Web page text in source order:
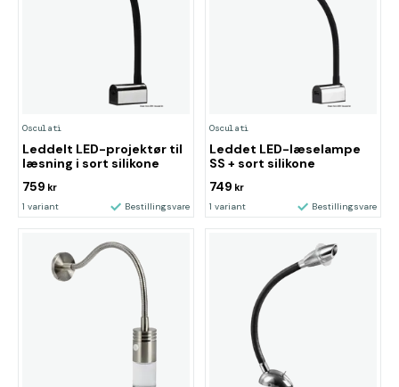
Osculati
Leddelt LED-projektør til
læsning i sort silikone
759 kr
1 variant Bestillingsvare
Osculati
Leddet LED-læselampe
SS + sort silikone
749 kr
1 variant Bestillingsvare